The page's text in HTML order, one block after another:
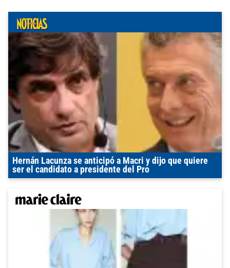
Hernán Lacunza se anticipó a Macri y dijo que quiere
ser el candidato a presidente del Pro